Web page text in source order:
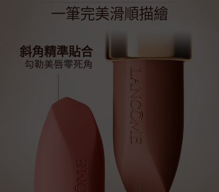
一筆完美滑順描繪
斜角精準貼合
勾勒美唇零死角